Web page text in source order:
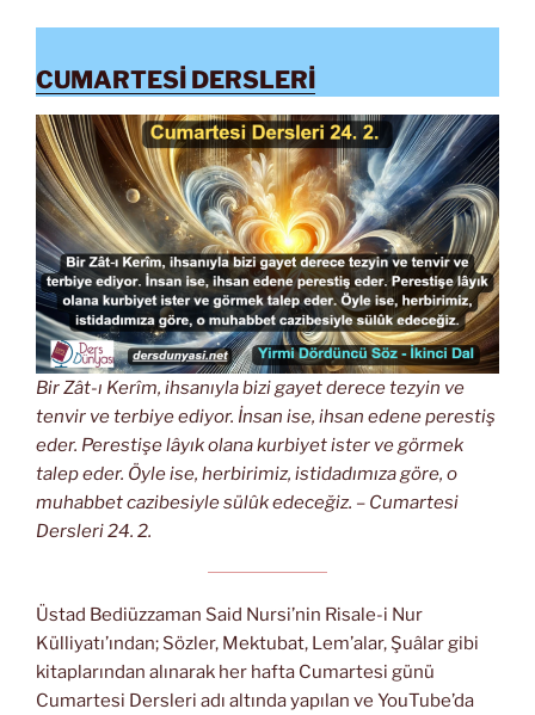
CUMARTESİ DERSLERİ
Bir Zât-ı Kerîm, ihsanıyla bizi gayet derece tezyin ve
tenvir ve terbiye ediyor. İnsan ise, ihsan edene perestiş
eder. Perestişe lâyık olana kurbiyet ister ve görmek
talep eder. Öyle ise, herbirimiz, istidadımıza göre, o
muhabbet cazibesiyle sülûk edeceğiz. – Cumartesi
Dersleri 24. 2.
Üstad Bediüzzaman Said Nursi’nin Risale-i Nur
Külliyatı’ından; Sözler, Mektubat, Lem’alar, Şuâlar gibi
kitaplarından alınarak her hafta Cumartesi günü
Cumartesi Dersleri adı altında yapılan ve YouTube’da